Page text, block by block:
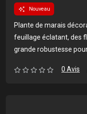
Nouveau
Plante de marais
feuillage éclatant, des
grande robustesse
0 Avis